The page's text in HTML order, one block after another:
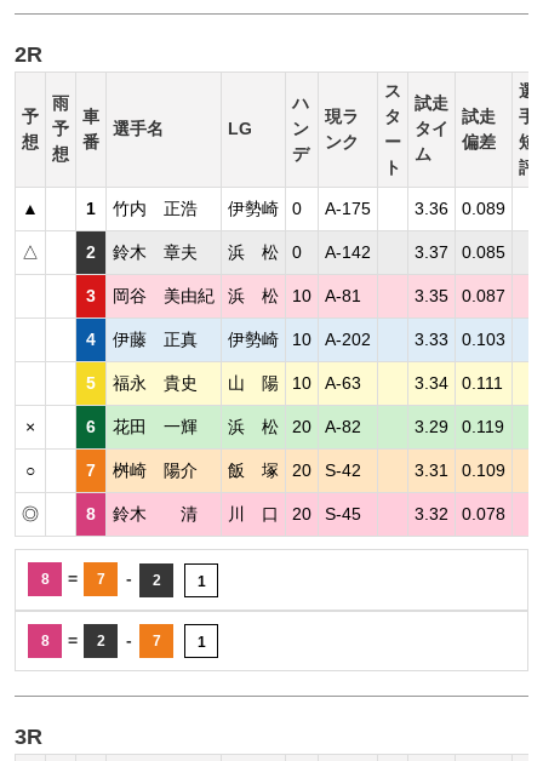
2R
予
想
雨
予
想
車
番
選手名 LG
ハ
ン
デ
現ラ
ンク
ス
タ
ー
ト
試走
タイ
ム
試走
偏差
選
手
短
評
▲ 1 竹内 正浩 伊勢崎 0 A-175 3.36 0.089
△ 2 鈴木 章夫 浜 松 0 A-142 3.37 0.085
3 岡谷 美由紀 浜 松 10 A-81 3.35 0.087
4 伊藤 正真 伊勢崎 10 A-202 3.33 0.103
5 福永 貴史 山 陽 10 A-63 3.34 0.111
× 6 花田 一輝 浜 松 20 A-82 3.29 0.119
○ 7 桝崎 陽介 飯 塚 20 S-42 3.31 0.109
◎ 8 鈴木 清 川 口 20 S-45 3.32 0.078
8 = 7 - 2 1
8 = 2 - 7 1
3R